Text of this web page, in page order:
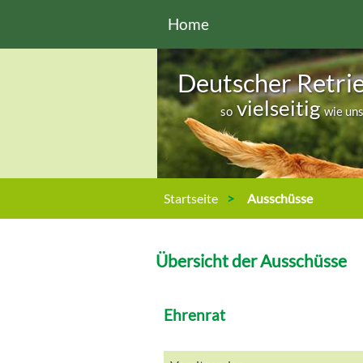
Home
Deutscher
sovielseitigwie
Sie sind hier
Startseite Ausschüsse
Übersicht der Ausschüsse
Ehrenrat